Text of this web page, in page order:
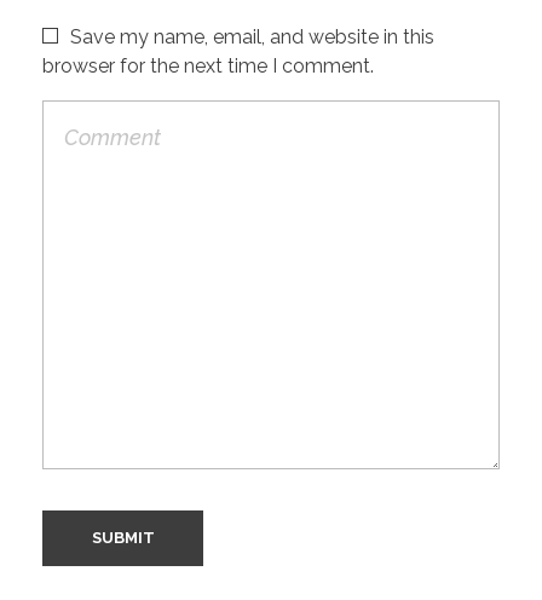
Save my name, email, and website in this
browser for the next time I comment.